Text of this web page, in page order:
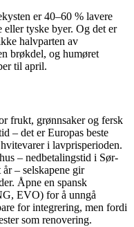
er 40–60 % lavere
eller tyske byer. Og det er
halvparten av
brøkdel, og humøret
til april.
frukt, grønnsaker og fersk
– det er Europas beste
i lavprisperioden.
– nedbetalingstid i Sør-
– selskapene gir
Åpne en spansk
EVO) for å unngå
for integrering, men fordi
som renovering.